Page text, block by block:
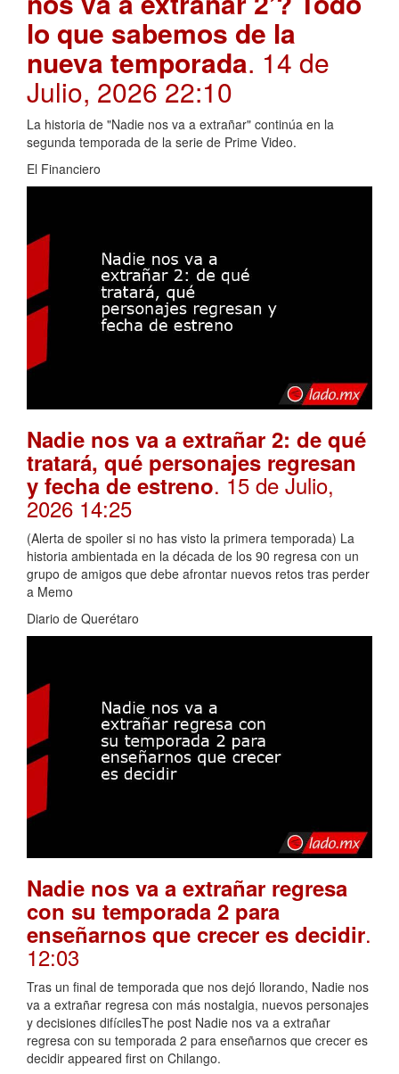
lo que sabemos de la
nueva temporada. 14 de
Julio, 2026 22:10
La historia de "Nadie nos va a extrañar" continúa en la
segunda temporada de la serie de Prime Video.
El Financiero
Nadie nos va a extrañar 2: de qué
tratará, qué personajes regresan
y fecha de estreno. 15 de Julio,
2026 14:25
(Alerta de spoiler si no has visto la primera temporada) La
historia ambientada en la década de los 90 regresa con un
grupo de amigos que debe afrontar nuevos retos tras perder
a Memo
Diario de Querétaro
Nadie nos va a extrañar regresa
con su temporada 2 para
enseñarnos que crecer es decidir.
12:03
Tras un final de temporada que nos dejó llorando, Nadie nos
va a extrañar regresa con más nostalgia, nuevos personajes
y decisiones difícilesThe post Nadie nos va a extrañar
regresa con su temporada 2 para enseñarnos que crecer es
decidir appeared first on Chilango.